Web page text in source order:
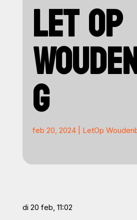
LET OP
G
feb 20, 2024| LetOp
di 20 feb, 11:02